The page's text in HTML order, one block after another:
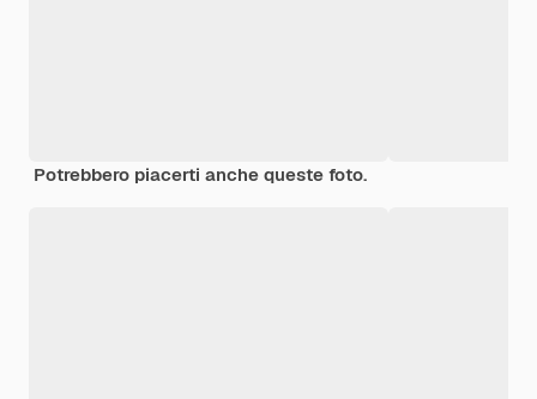
Potrebbero piacerti anche queste foto.